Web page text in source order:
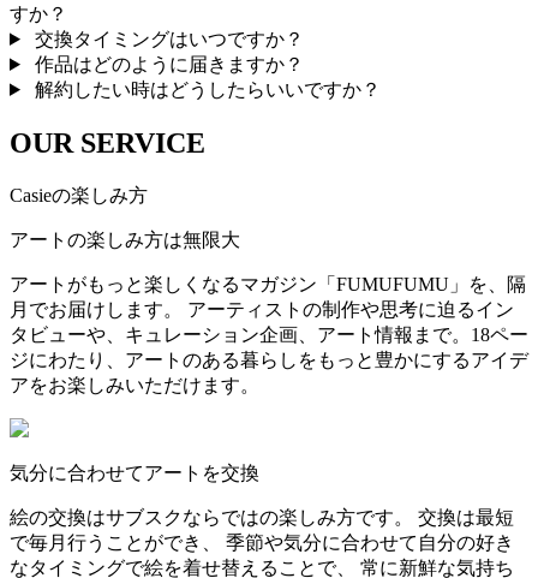
すか？
交換タイミングはいつですか？
作品はどのように届きますか？
解約したい時はどうしたらいいですか？
OUR SERVICE
Casieの楽しみ方
アートの楽しみ方は無限大
アートがもっと楽しくなるマガジン「FUMUFUMU」を、隔
月でお届けします。 アーティストの制作や思考に迫るイン
タビューや、キュレーション企画、アート情報まで。18ペー
ジにわたり、アートのある暮らしをもっと豊かにするアイデ
アをお楽しみいただけます。
気分に合わせてアートを交換
絵の交換はサブスクならではの楽しみ方です。 交換は最短
で毎月行うことができ、 季節や気分に合わせて自分の好き
なタイミングで絵を着せ替えることで、 常に新鮮な気持ち